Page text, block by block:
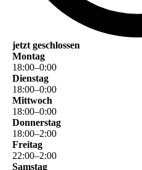
jetzt geschlossen
Montag
18:00–0:00
Dienstag
18:00–0:00
Mittwoch
18:00–0:00
Donnerstag
18:00–2:00
Freitag
22:00–2:00
Samstag